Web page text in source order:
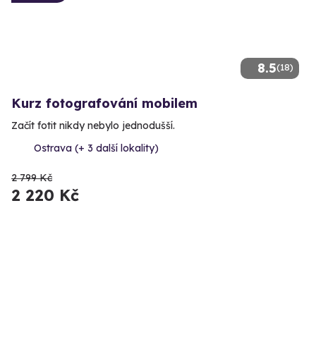
8.5(18)
Kurz fotografování mobilem
Začít fotit nikdy nebylo jednodušší.
Ostrava (+ 3 další lokality)
2 799 Kč
2 220 Kč